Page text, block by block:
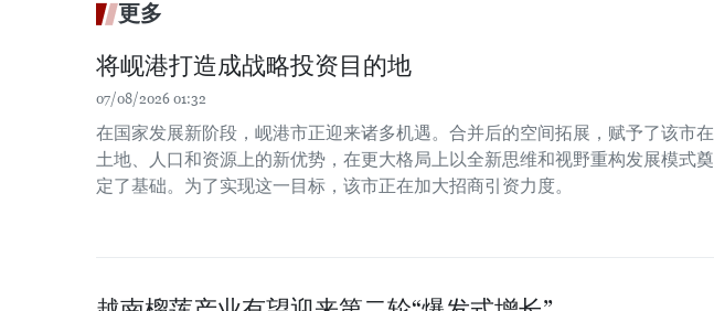
更多
将岘港打造成战略投资目的地
07/08/2026 01:32
在国家发展新阶段，岘港市正迎来诸多机遇。合并后的空间拓展，赋予了该市在
土地、人口和资源上的新优势，在更大格局上以全新思维和视野重构发展模式奠
定了基础。为了实现这一目标，该市正在加大招商引资力度。